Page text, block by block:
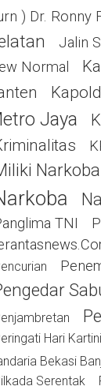
) Dr. Ronny
Jalin
Normal
Jaya
Narkoba
TNI
Hari Kartini
Bekasi
Serentak